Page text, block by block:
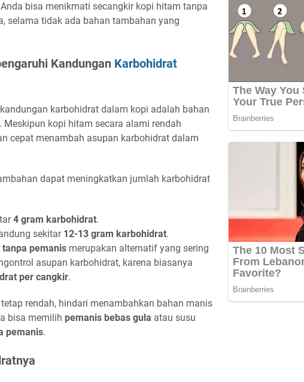
bisa menikmati secangkir kopi hitam tanpa
selama tidak ada bahan tambahan yang
Kandungan Karbohidrat
karbohidrat dalam kopi adalah bahan
Meskipun kopi hitam secara alami rendah
cepat menambah asupan karbohidrat dalam
dapat meningkatkan jumlah karbohidrat
4 gram karbohidrat.
sekitar 12-13 gram karbohidrat.
pemanis merupakan alternatif yang sering
asupan karbohidrat, karena biasanya
per cangkir.
rendah, hindari menambahkan bahan manis
bisa memilih pemanis bebas gula atau susu
pemanis.